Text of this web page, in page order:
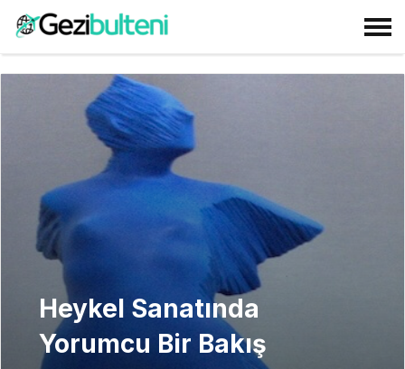
Heykel Sanatında
Yorumcu Bir Bakış